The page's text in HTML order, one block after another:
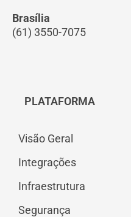
Brasília
(61) 3550-7075
PLATAFORMA
Visão Geral
Integrações
Infraestrutura
Segurança